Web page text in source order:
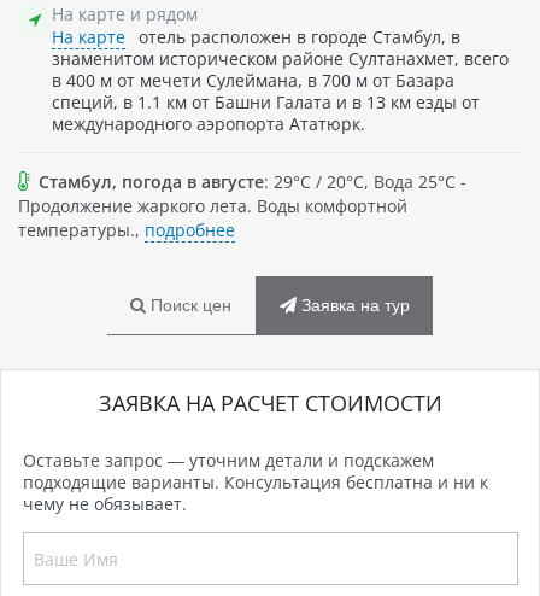
На карте и рядом
На карте отель расположен в городе Стамбул, в
знаменитом историческом районе Султанахмет, всего
в 400 м от мечети Сулеймана, в 700 м от Базара
специй, в 1.1 км от Башни Галата и в 13 км езды от
международного аэропорта Ататюрк.
Стамбул, погода в августе: 29°C / 20°C, Вода 25°C -
Продолжение жаркого лета. Воды комфортной
температуры., подробнее
Поиск цен Заявка на тур
ЗАЯВКА НА РАСЧЕТ СТОИМОСТИ
Оставьте запрос — уточним детали и подскажем
подходящие варианты. Консультация бесплатна и ни к
чему не обязывает.